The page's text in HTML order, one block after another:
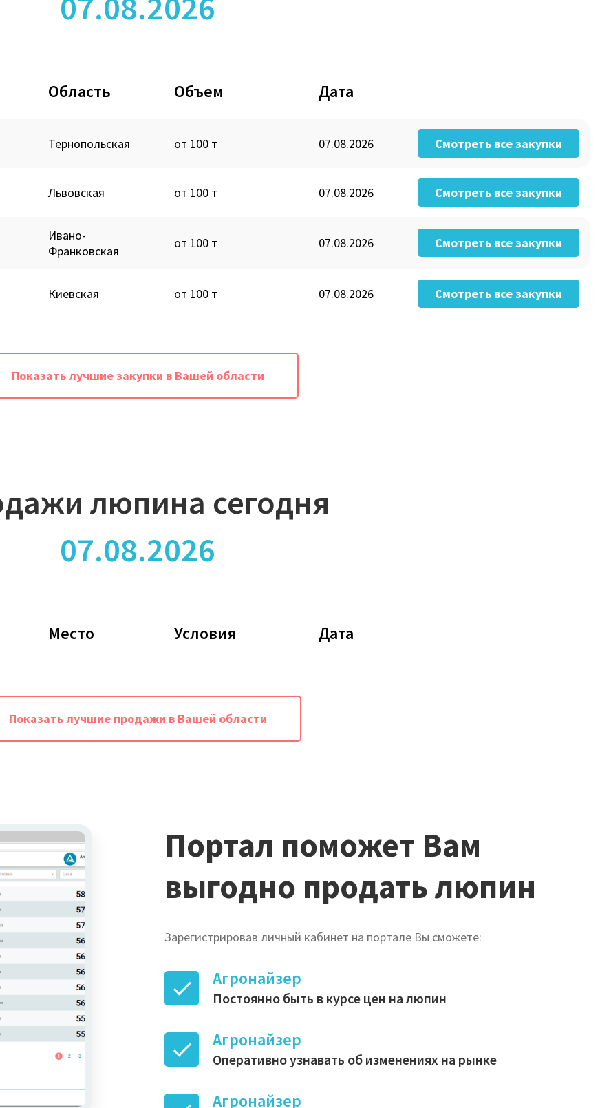
Область Объем Дата
Тернопольская от 100 т 07.08.2026 Смотреть все закупки
Львовская от 100 т 07.08.2026 Смотреть все закупки
Ивано-
Франковская
от 100 т 07.08.2026 Смотреть все закупки
Киевская от 100 т 07.08.2026 Смотреть все закупки
Показать лучшие закупки в Вашей области
люпина сегодня
07.08.2026
Место Условия Дата
Показать лучшие продажи в Вашей области
Портал поможет Вам
выгодно продать люпин
Зарегистрировав личный кабинет на портале Вы сможете:
Агронайзер
Постоянно быть в курсе цен на люпин
Агронайзер
Оперативно узнавать об изменениях на рынке
Агронайзер